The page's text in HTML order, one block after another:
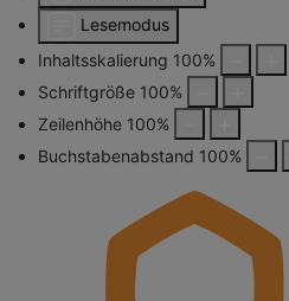
Lesemodus
Inhaltsskalierung 100%
Schriftgröße 100%
Zeilenhöhe 100%
Buchstabenabstand 100%